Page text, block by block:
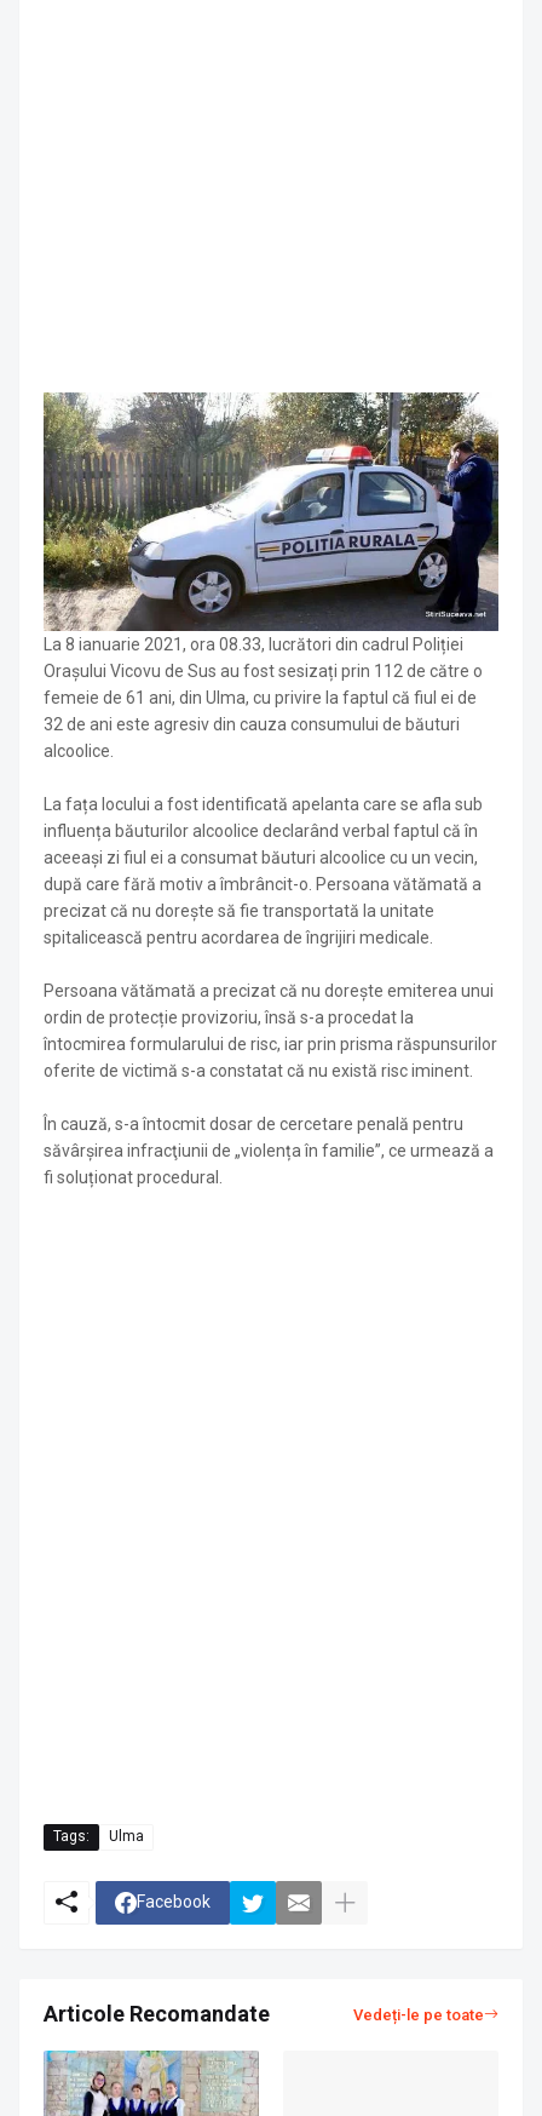
La 8 ianuarie 2021, ora 08.33, lucrători din cadrul Poliției
Orașului Vicovu de Sus au fost sesizați prin 112 de către o
femeie de 61 ani, din Ulma, cu privire la faptul că fiul ei de
32 de ani este agresiv din cauza consumului de băuturi
alcoolice.
La fața locului a fost identificată apelanta care se afla sub
influența băuturilor alcoolice declarând verbal faptul că în
aceeași zi fiul ei a consumat băuturi alcoolice cu un vecin,
după care fără motiv a îmbrâncit-o. Persoana vătămată a
precizat că nu dorește să fie transportată la unitate
spitalicească pentru acordarea de îngrijiri medicale.
Persoana vătămată a precizat că nu dorește emiterea unui
ordin de protecție provizoriu, însă s-a procedat la
întocmirea formularului de risc, iar prin prisma răspunsurilor
oferite de victimă s-a constatat că nu există risc iminent.
În cauză, s-a întocmit dosar de cercetare penală pentru
săvârşirea infracţiunii de „violența în familie”, ce urmează a
fi soluționat procedural.
Tags: Ulma
Facebook
Articole Recomandate Vedeți-le pe toate